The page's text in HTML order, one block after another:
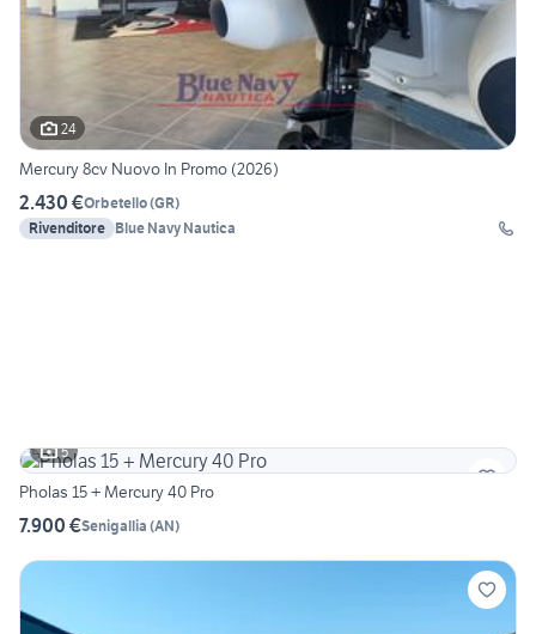
24
Mercury 8cv Nuovo In Promo (2026)
2.430 €Orbetello(GR)
Rivenditore Blue Navy Nautica
5
Pholas 15 + Mercury 40 Pro
7.900 €Senigallia (AN)